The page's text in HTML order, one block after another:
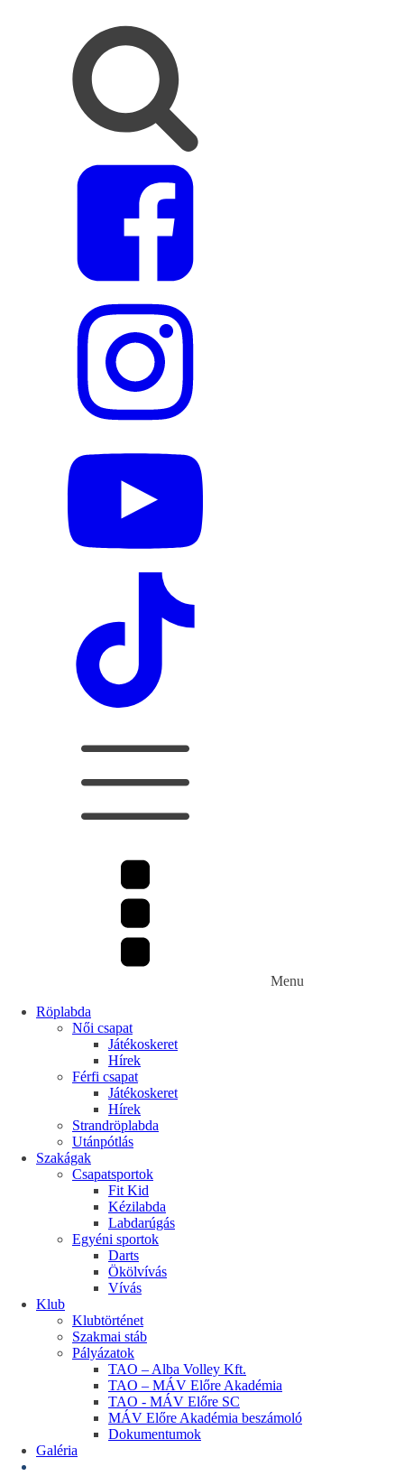
Menu
Röplabda
Női csapat
Játékoskeret
Hírek
Férfi csapat
Játékoskeret
Hírek
Strandröplabda
Utánpótlás
Szakágak
Csapatsportok
Fit Kid
Kézilabda
Labdarúgás
Egyéni sportok
Darts
Ökölvívás
Vívás
Klub
Klubtörténet
Szakmai stáb
Pályázatok
TAO – Alba Volley Kft.
TAO – MÁV Előre Akadémia
TAO - MÁV Előre SC
MÁV Előre Akadémia beszámoló
Dokumentumok
Galéria